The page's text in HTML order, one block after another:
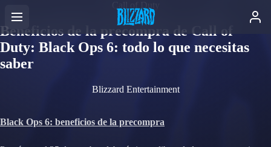
Beneficios de la precompra de Call of
Duty: Black Ops 6: todo lo que necesitas
saber
Blizzard Entertainment
Black Ops 6: beneficios de la precompra